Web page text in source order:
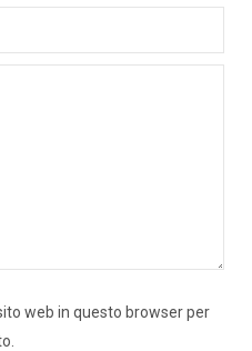
web in questo browser per